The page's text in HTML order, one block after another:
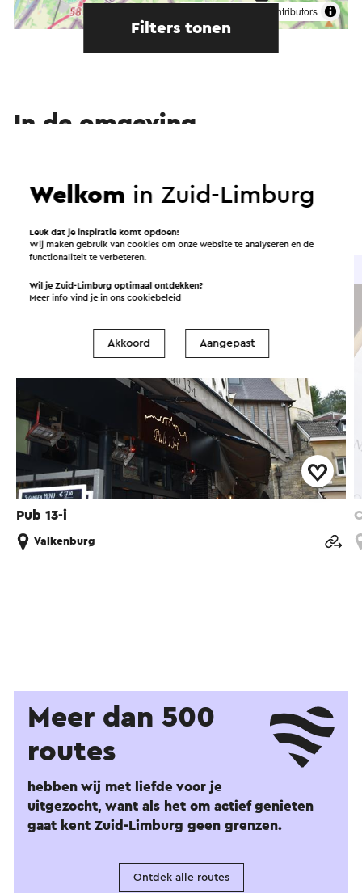
contributors
Filters tonen
In de omgeving
Pub 13-i
Valkenburg
Meer dan 500
routes
hebben wij met liefde voor je
uitgezocht, want als het om actief genieten
gaat kent Zuid-Limburg geen grenzen.
Ontdek alle routes
Welkom in Zuid-Limburg
Leuk dat je inspiratie komt opdoen!
Wij maken gebruik van cookies om onze website te analyseren en de
functionaliteit te verbeteren.
Wil je Zuid-Limburg optimaal ontdekken?
Meer info vind je in onscookiebeleid
Akkoord Aangepast